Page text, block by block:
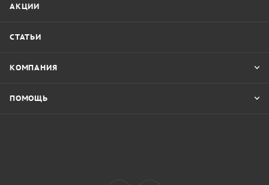
АКЦИИ
СТАТЬИ
КОМПАНИЯ
ПОМОЩЬ